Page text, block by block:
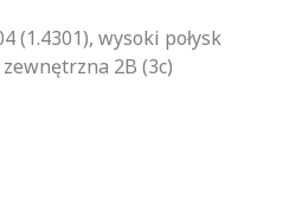
(1.4301), wysoki połysk
2B (3c)